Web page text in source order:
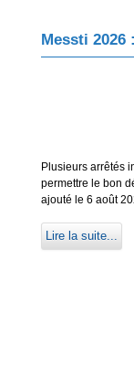
Messti
Plusieurs arrêtés
permettre le bon
ajouté le 6 août
Lire la suite...